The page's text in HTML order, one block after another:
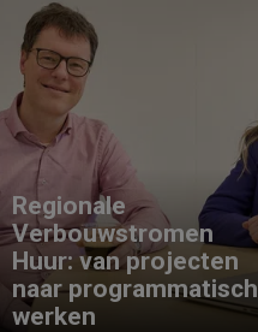
Regionale
Verbouwstromen
Huur: van projecten
naar programmatisch
werken